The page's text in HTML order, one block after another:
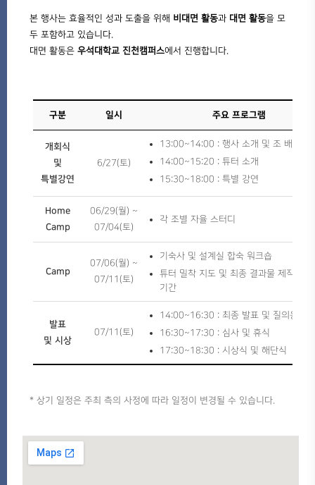
본 행사는 효율적인 성과 도출을 위해 비대면 활동과 대면 활동을 모
두 포함하고 있습니다.
대면 활동은우석대학교 진천캠퍼스에서 진행합니다.
구분 일시 주요 프로그램
개회식
및
특별강연
6/27(토)
13:00~14:00 : 행사 소개 및 조 배정
14:00~15:20 : 튜터 소개
15:30~18:00 : 특별 강연
Home
Camp
06/29(월) ~
07/04(토)
각 조별 자율 스터디
Camp
07/06(월) ~
07/11(토)
기숙사 및 설계실 합숙 워크숍
튜터 밀착 지도 및 최종 결과물 제작 집중
기간
발표
및 시상
07/11(토)
14:00~16:30 : 최종 발표 및 질의응답
16:30~17:30 : 심사 및 휴식
17:30~18:30 : 시상식 및 해단식
* 상기 일정은 주최 측의 사정에 따라 일정이 변경될 수 있습니다.